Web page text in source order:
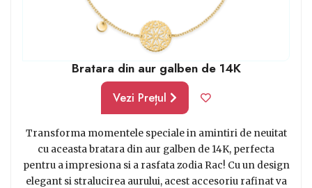
Bratara din aur galben de 14K
Vezi Prețul
Transforma momentele speciale in amintiri de neuitat
cu aceasta bratara din aur galben de 14K, perfecta
pentru a impresiona si a rasfata zodia Rac! Cu un design
elegant si stralucirea aurului, acest accesoriu rafinat va